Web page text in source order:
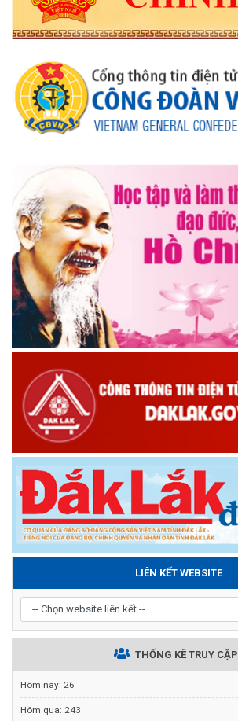
LIÊN KẾT WEBSITE
THỐNG KÊ TRUY CẬP
Hôm nay: 26
Hôm qua: 243